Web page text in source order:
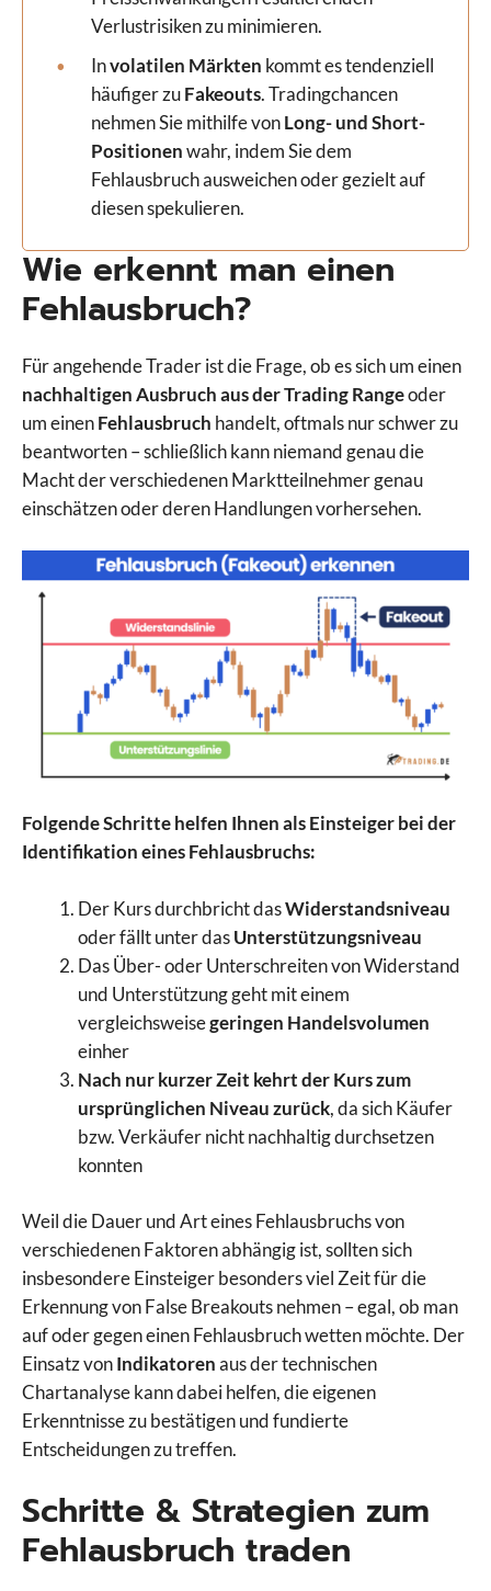
Verlustrisiken zu minimieren.
Involatilen Märkten kommt es tendenziell
häufiger zuFakeouts. Tradingchancen
nehmen Sie mithilfe vonLong- und Short-
Positionenwahr, indem Sie dem
Fehlausbruch ausweichen oder gezielt auf
diesen spekulieren.
Wie erkennt man einen
Fehlausbruch?
Für angehende Trader ist die Frage, ob es sich um einen
nachhaltigen Ausbruch aus der Trading Rangeoder
um einenFehlausbruch handelt, oftmals nur schwer zu
beantworten – schließlich kann niemand genau die
Macht der verschiedenen Marktteilnehmer genau
einschätzen oder deren Handlungen vorhersehen.
Folgende Schritte helfen Ihnen als Einsteiger bei der
Identifikation eines Fehlausbruchs:
Der Kurs durchbricht dasWiderstandsniveau
oder fällt unter dasUnterstützungsniveau
Das Über- oder Unterschreiten von Widerstand
und Unterstützung geht mit einem
vergleichsweisegeringen Handelsvolumen
einher
Nach nur kurzer Zeit kehrt der Kurs zum
ursprünglichen Niveau zurück, da sich Käufer
bzw. Verkäufer nicht nachhaltig durchsetzen
konnten
Weil die Dauer und Art eines Fehlausbruchs von
verschiedenen Faktoren abhängig ist, sollten sich
insbesondere Einsteiger besonders viel Zeit für die
Erkennung von False Breakouts nehmen – egal, ob man
auf oder gegen einen Fehlausbruch wetten möchte. Der
Einsatz vonIndikatorenaus der technischen
Chartanalyse kann dabei helfen, die eigenen
Erkenntnisse zu bestätigen und fundierte
Entscheidungen zu treffen.
Schritte & Strategien zum
Fehlausbruch traden